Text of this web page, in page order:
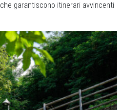
che garantiscono itinerari avvincenti